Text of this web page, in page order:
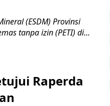
(ESDM) Provinsi
tanpa izin (PETI) di...
Raperda